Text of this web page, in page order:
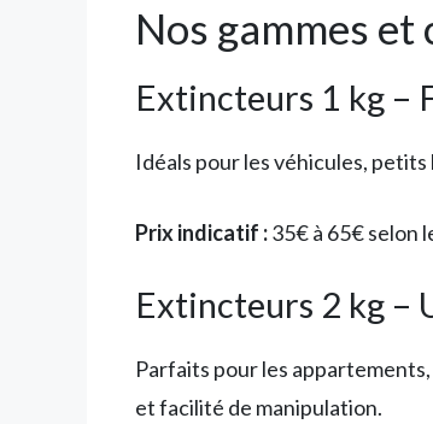
Nos gammes et
Extincteurs 1 kg –
Idéals pour les véhicules,
Prix indicatif :35€ à 65€ selon
Extincteurs 2 kg –
Parfaits pour les
et facilité de manipulation.